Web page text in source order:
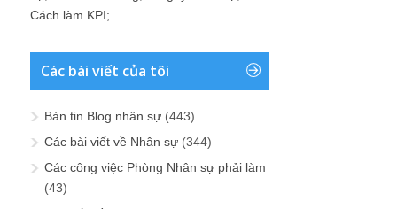
Cách làm KPI;
Các bài viết của tôi
Bản tin Blog nhân sự (443)
Các bài viết về Nhân sự (344)
Các công việc Phòng Nhân sự phải làm
(43)